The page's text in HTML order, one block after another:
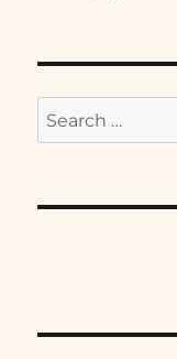
Search
for: